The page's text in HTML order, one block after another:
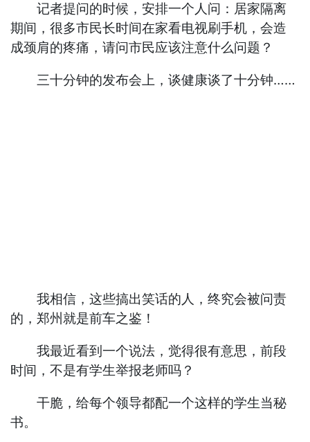
记者提问的时候，安排一个人问：居家隔离
期间，很多市民长时间在家看电视刷手机，会造
成颈肩的疼痛，请问市民应该注意什么问题？
三十分钟的发布会上，谈健康谈了十分钟……
我相信，这些搞出笑话的人，终究会被问责
的，郑州就是前车之鉴！
我最近看到一个说法，觉得很有意思，前段
时间，不是有学生举报老师吗？
干脆，给每个领导都配一个这样的学生当秘
书。